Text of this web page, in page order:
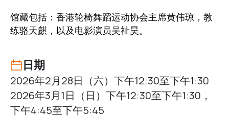
馆藏包括：香港轮椅舞蹈运动协会主席黄伟琼，教
练骆天麒，以及电影演员吴祉昊。
日期
2026年2月28日（六）下午12:30至下午1:30
2026年3月1日（日）下午12:30至下午1:30，
下午4:45至下午5:45